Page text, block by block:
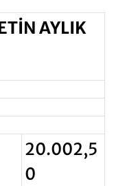
AYLIK
20.002,5
0